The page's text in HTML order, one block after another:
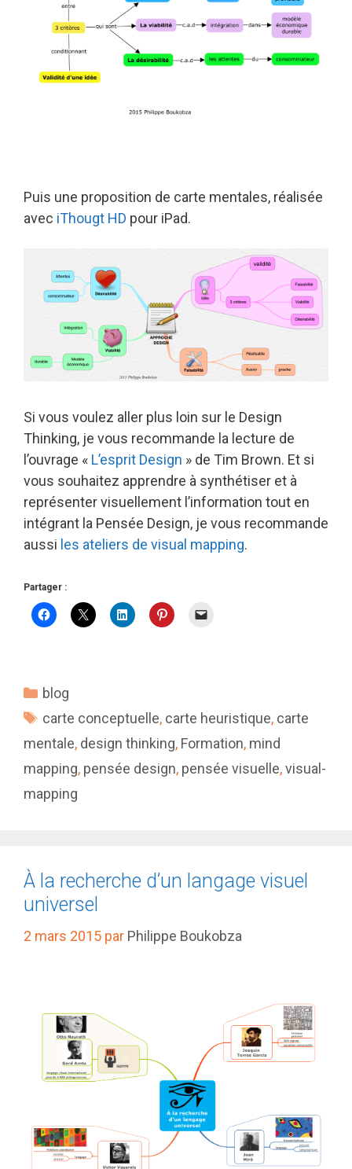
Puis une proposition de carte mentales, réalisée
avec iThougt HD pour iPad.
Si vous voulez aller plus loin sur le Design
Thinking, je vous recommande la lecture de
l’ouvrage « L’esprit Design » de Tim Brown. Et si
vous souhaitez apprendre à synthétiser et à
représenter visuellement l’information tout en
intégrant la Pensée Design, je vous recommande
aussi les ateliers de visual mapping.
Partager :
Catégories
blog
Étiquettes
carte conceptuelle, carte heuristique, carte
mentale, design thinking, Formation, mind
mapping, pensée design, pensée visuelle,visual-
mapping
À la recherche d’un langage visuel
universel
2 mars 2015 par Philippe Boukobza